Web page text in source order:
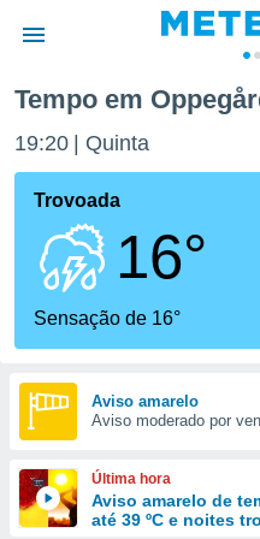
da
foi
fornecidas
a este
das
forma
digital
Tempo em
19:20 Quinta
Trovoada
16°
Sensação de 16°
Aviso amarelo
Aviso moderado por
Última hora
Aviso amarelo de
até 39 ºC e noites